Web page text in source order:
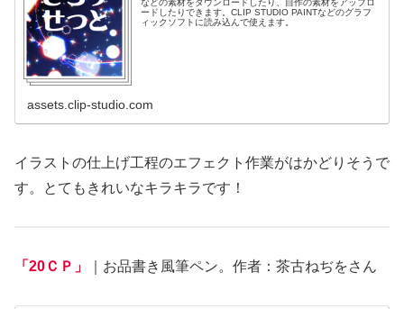
などの素材をダウンロードしたり、自作の素材をアップロ
ードしたりできます。CLIP STUDIO PAINTなどのグラフ
ィックソフトに読み込んで使えます。
assets.clip-studio.com
イラストの仕上げ工程のエフェクト作業がはかどりそうで
す。とてもきれいなキラキラです！
「20ＣＰ」 ｜お品書き風筆ペン。作者：茶古ねぢをさん